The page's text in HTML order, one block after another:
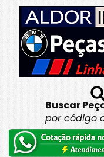
Buscar
por código